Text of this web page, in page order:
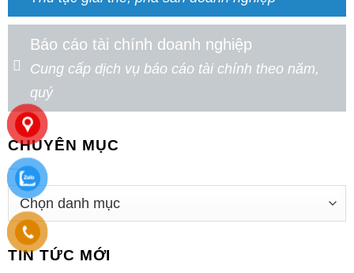
Báo cáo tài chính doanh nghiệp
Cung cấp dịch vụ báo cáo tài chính theo năm,
quý
CHUYÊN MỤC
TIN TỨC MỚI